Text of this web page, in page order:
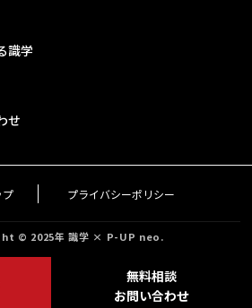
識学
せ
プ プライバシーポリシー
© 2025年 識学 × P-UP neo.
無料相談
お問い合わせ